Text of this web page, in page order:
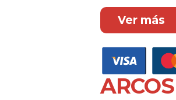
Ver más
ARCOS